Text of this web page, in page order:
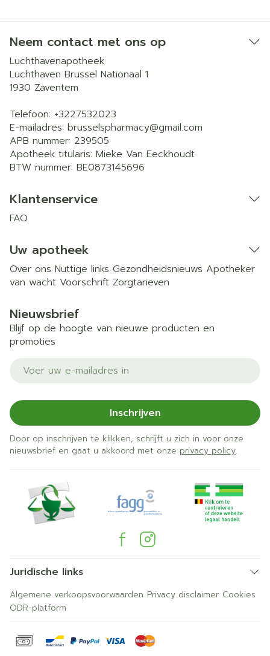
Neem contact met ons op
Luchthavenapotheek
Luchthaven Brussel Nationaal 1
1930 Zaventem
Telefoon: +3227532023
E-mailadres: brusselspharmacy@gmail.com
APB nummer: 239505
Apotheek titularis: Mieke Van Eeckhoudt
BTW nummer: BE0873145696
Klantenservice
FAQ
Uw apotheek
Over ons Nuttige links Gezondheidsnieuws Apotheker
van wacht Voorschrift Zorgtarieven
Nieuwsbrief
Blijf op de hoogte van nieuwe producten en
promoties
E-mail adres
Inschrijven
Door op inschrijven te klikken, schrijft u zich in voor onze
nieuwsbrief en gaat u akkoord met onze privacy policy.
Juridische links
Algemene verkoopsvoorwaarden Privacy disclaimer Cookies
ODR-platform